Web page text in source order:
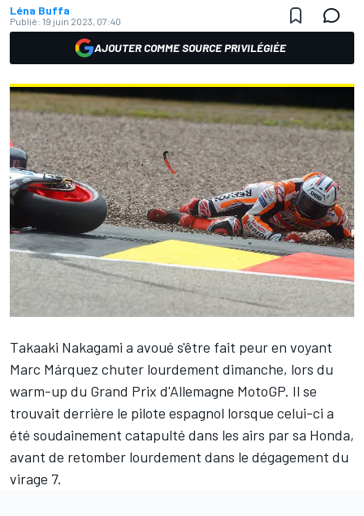
Léna Buffa
Publié: 19 juin 2023, 07:40
AJOUTER COMME SOURCE PRIVILÉGIÉE
Takaaki Nakagami a avoué s'être fait peur en voyant
Marc Márquez chuter lourdement dimanche, lors du
warm-up du Grand Prix d'Allemagne MotoGP. Il se
trouvait derrière le pilote espagnol lorsque celui-ci a
été soudainement catapulté dans les airs par sa Honda,
avant de retomber lourdement dans le dégagement du
virage 7.